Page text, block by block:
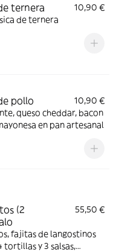
ternera
10,90 €
de ternera
pollo
10,90 €
queso cheddar, bacon
en pan artesanal
(2
55,50 €
fajitas de langostinos
tortillas y 3 salsas,